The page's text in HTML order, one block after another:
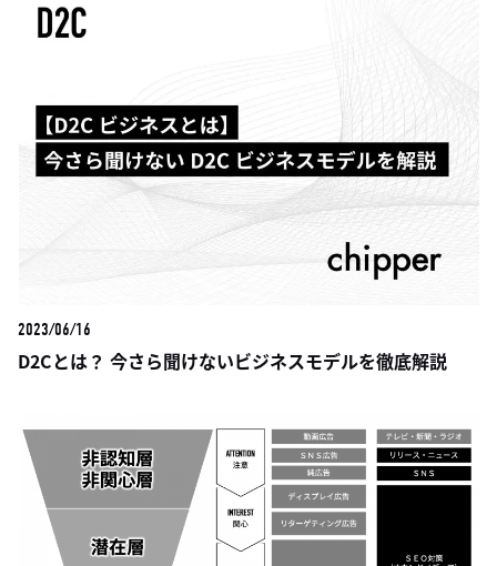
2023/06/16
D2Cとは？ 今さら聞けないビジネスモデルを徹底解説